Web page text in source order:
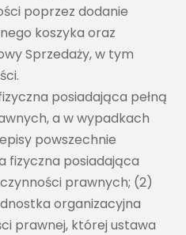
poprzez dodanie
koszyka oraz
Sprzedaży, w tym
posiadająca pełną
a w wypadkach
powszechnie
fizyczna posiadająca
prawnych; (2)
organizacyjna
prawnej, której ustawa